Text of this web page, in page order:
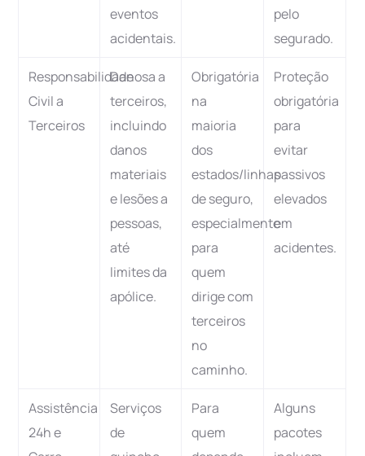
eventos
acidentais.
pelo
segurado.
Responsabilidade
Civil a
Terceiros
Danosa a
terceiros,
incluindo
danos
materiais
e lesões a
pessoas,
até
limites da
apólice.
Obrigatória
na
maioria
dos
estados/linhas
de seguro,
especialmente
para
quem
dirige com
terceiros
no
caminho.
Proteção
obrigatória
para
evitar
passivos
elevados
em
acidentes.
Assistência
24h e
Serviços
de
Para
quem
Alguns
pacotes